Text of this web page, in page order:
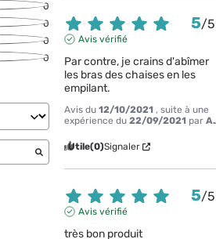
0
0
0
0
5/5
Avis vérifié
Par contre, je crains d'abîmer
les bras des chaises en les
empilant.
Avis du12/10/2021 , suite à une
expérience du22/09/2021 par
Utile(0)Signaler
5/5
Avis vérifié
très bon produit